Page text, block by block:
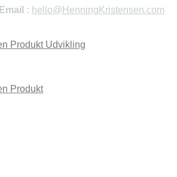
Email : hello@HenningKristensen.com